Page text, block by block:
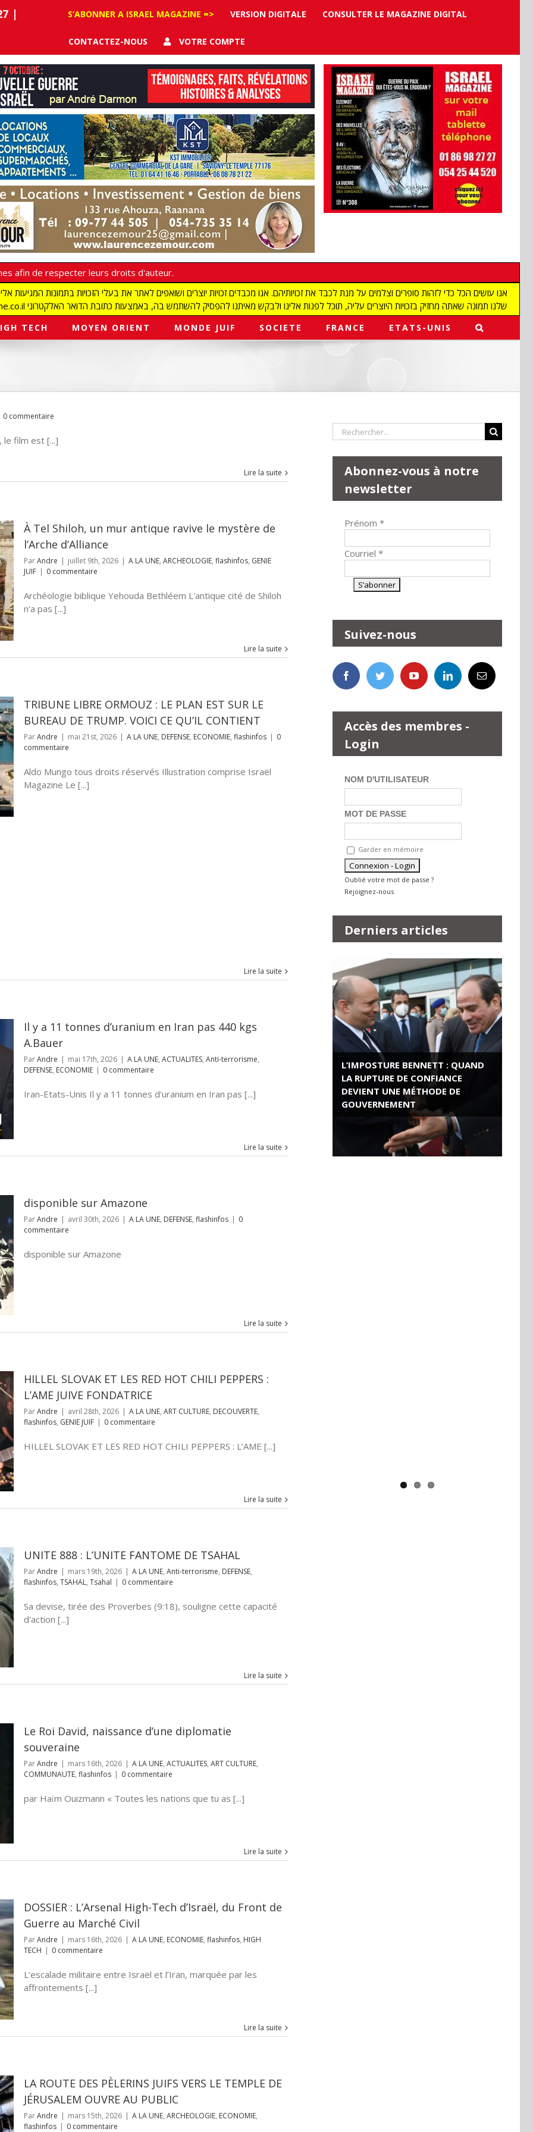
|
S’ABONNER A ISRAEL MAGAZINE => VERSION DIGITALE CONSULTER LE MAGAZINE DIGITAL
CONTACTEZ-NOUS VOTRE COMPTE
afin de respecter leurs droits d'auteur.
redaction@israelmagazine.co.il שלנו תמונה שאתה מחזיק בזכויות היוצרים עליה, תוכל לפנות אלינו ולבקש מאיתנו להפסיק להשתמש בה, באמצעות כתובת הדואר האלקטרוני
TECH MOYEN ORIENT MONDE JUIF SOCIETE FRANCE ETATS-UNIS
0 commentaire
le film est [...]
Lire la suite
À Tel Shiloh, un mur antique ravive le mystère de
l’Arche d’Alliance
ParAndre | juillet 9th, 2026 | A LA UNE, ARCHEOLOGIE, flashinfos, GENIE
JUIF | 0 commentaire
Archéologie biblique Yehouda Bethléem L'antique cité de Shiloh
n'a pas [...]
Lire la suite
TRIBUNE LIBRE ORMOUZ : LE PLAN EST SUR LE
BUREAU DE TRUMP. VOICI CE QU’IL CONTIENT
ParAndre | mai 21st, 2026 | A LA UNE, DEFENSE, ECONOMIE, flashinfos | 0
commentaire
Aldo Mungo tous droits réservés Illustration comprise Israël
Magazine Le [...]
Lire la suite
Il y a 11 tonnes d’uranium en Iran pas 440 kgs
A.Bauer
ParAndre | mai 17th, 2026 | A LA UNE, ACTUALITES, Anti-terrorisme,
DEFENSE, ECONOMIE | 0 commentaire
Iran-Etats-Unis Il y a 11 tonnes d'uranium en Iran pas [...]
Lire la suite
disponible sur Amazone
ParAndre | avril 30th, 2026 | A LA UNE, DEFENSE, flashinfos | 0
commentaire
disponible sur Amazone
Lire la suite
HILLEL SLOVAK ET LES RED HOT CHILI PEPPERS :
L’AME JUIVE FONDATRICE
ParAndre | avril 28th, 2026 | A LA UNE, ART CULTURE, DECOUVERTE,
flashinfos, GENIE JUIF | 0 commentaire
HILLEL SLOVAK ET LES RED HOT CHILI PEPPERS : L’AME [...]
Lire la suite
UNITE 888 : L’UNITE FANTOME DE TSAHAL
ParAndre | mars 19th, 2026 | A LA UNE, Anti-terrorisme, DEFENSE,
flashinfos, TSAHAL, Tsahal | 0 commentaire
Sa devise, tirée des Proverbes (9:18), souligne cette capacité
d'action [...]
Lire la suite
Le Roi David, naissance d’une diplomatie
souveraine
ParAndre | mars 16th, 2026 | A LA UNE, ACTUALITES, ART CULTURE,
COMMUNAUTE, flashinfos | 0 commentaire
par Haïm Ouizmann « Toutes les nations que tu as [...]
Lire la suite
DOSSIER : L’Arsenal High-Tech d’Israël, du Front de
Guerre au Marché Civil
ParAndre | mars 16th, 2026 | A LA UNE, ECONOMIE, flashinfos, HIGH
TECH | 0 commentaire
L’escalade militaire entre Israël et l’Iran, marquée par les
affrontements [...]
Lire la suite
LA ROUTE DES PÈLERINS JUIFS VERS LE TEMPLE DE
JÉRUSALEM OUVRE AU PUBLIC
ParAndre | mars 15th, 2026 | A LA UNE, ARCHEOLOGIE, ECONOMIE,
flashinfos | 0 commentaire
Rechercher:
Abonnez-vous à notre
newsletter
Prénom *
Courriel *
Suivez-nous
Accès des membres -
Login
NOM D'UTILISATEUR
MOT DE PASSE
Garder en mémoire
Oublié votre mot de passe ?
Rejoignez-nous
Derniers articles
L’IMPOSTURE BENNETT : QUAND
LA RUPTURE DE CONFIANCE
DEVIENT UNE MÉTHODE DE
GOUVERNEMENT
ROSE VALLAND, HEROÏNE DE LA
RESISTANCE FRANÇAISE